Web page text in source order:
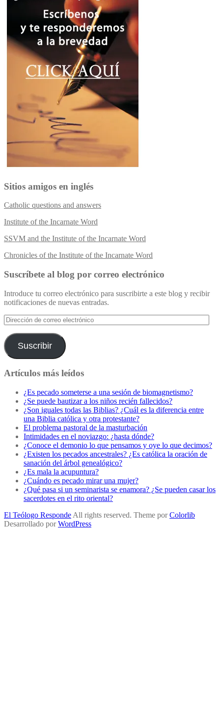
Sitios amigos en inglés
Catholic questions and answers
Institute of the Incarnate Word
SSVM and the Institute of the Incarnate Word
Chronicles of the Institute of the Incarnate Word
Suscríbete al blog por correo electrónico
Introduce tu correo electrónico para suscribirte a este blog y recibir
notificaciones de nuevas entradas.
Dirección
de
correo
electrónico
Suscribir
Artículos más leídos
¿Es pecado someterse a una sesión de biomagnetismo?
¿Se puede bautizar a los niños recién fallecidos?
¿Son iguales todas las Biblias? ¿Cuál es la diferencia entre
una Biblia católica y otra protestante?
El problema pastoral de la masturbación
Intimidades en el noviazgo: ¿hasta dónde?
¿Conoce el demonio lo que pensamos y oye lo que decimos?
¿Existen los pecados ancestrales? ¿Es católica la oración de
sanación del árbol genealógico?
¿Es mala la acupuntura?
¿Cuándo es pecado mirar una mujer?
¿Qué pasa si un seminarista se enamora? ¿Se pueden casar los
sacerdotes en el rito oriental?
El Teólogo Responde All rights reserved. Theme porColorlib
Desarrollado porWordPress